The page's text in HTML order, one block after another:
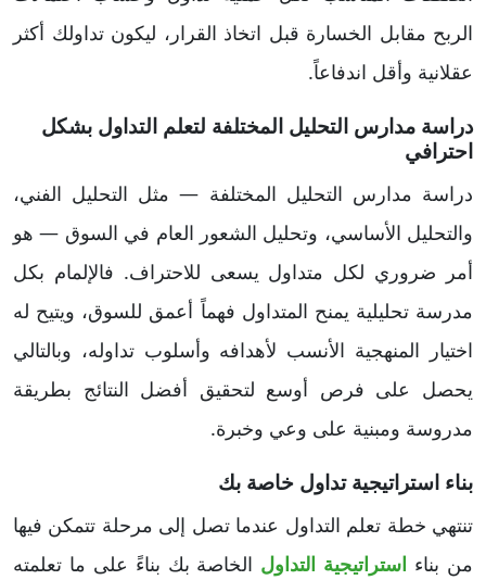
الربح مقابل الخسارة قبل اتخاذ القرار، ليكون تداولك أكثر
عقلانية وأقل اندفاعاً.
دراسة مدارس التحليل المختلفة لتعلم التداول بشكل
احترافي
دراسة مدارس التحليل المختلفة — مثل التحليل الفني،
والتحليل الأساسي، وتحليل الشعور العام في السوق — هو
أمر ضروري لكل متداول يسعى للاحتراف. فالإلمام بكل
مدرسة تحليلية يمنح المتداول فهماً أعمق للسوق، ويتيح له
اختيار المنهجية الأنسب لأهدافه وأسلوب تداوله، وبالتالي
يحصل على فرص أوسع لتحقيق أفضل النتائج بطريقة
مدروسة ومبنية على وعي وخبرة.
بناء استراتيجية تداول خاصة بك
تنتهي خطة تعلم التداول عندما تصل إلى مرحلة تتمكن فيها
من بناء استراتيجية التداول الخاصة بك بناءً على ما تعلمته